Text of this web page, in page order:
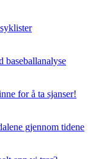
baseballanalyse
for å ta sjanser!
gjennom tidene